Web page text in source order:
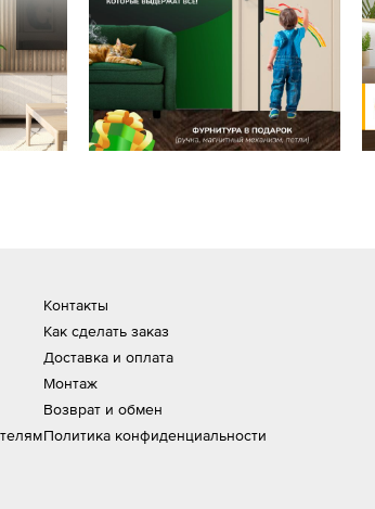
Контакты
Как сделать заказ
Доставка и оплата
Монтаж
Возврат и обмен
Политика конфиденциальности